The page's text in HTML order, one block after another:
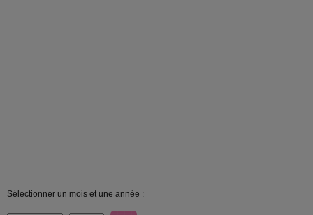
Sélectionner un mois et une année :